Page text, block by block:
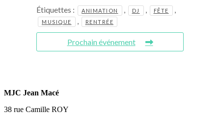
Étiquettes : ANIMATION , DJ , FÊTE ,
MUSIQUE , RENTRÉE
Prochain événement
MJC Jean Macé
38 rue Camille ROY